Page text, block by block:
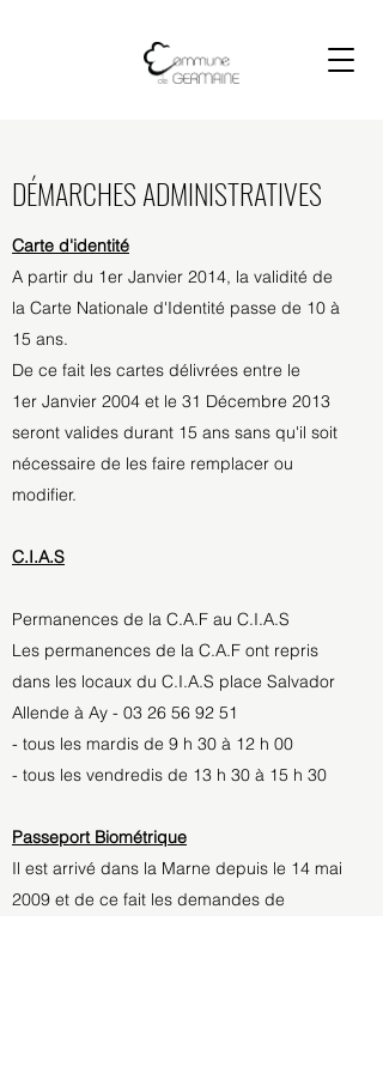
DÉMARCHES ADMINISTRATIVES
Carte d'identité
A partir du 1er Janvier 2014, la validité de
la Carte Nationale d'Identité passe de 10 à
15 ans.
De ce fait les cartes délivrées entre le
1er Janvier 2004 et le 31 Décembre 2013
seront valides durant 15 ans sans qu'il soit
nécessaire de les faire remplacer ou
modifier.
C.I.A.S
Permanences de la C.A.F au C.I.A.S
Les permanences de la C.A.F ont repris
dans les locaux du C.I.A.S place Salvador
Allende à Ay - 03 26 56 92 51
- tous les mardis de 9 h 30 à 12 h 00
- tous les vendredis de 13 h 30 à 15 h 30
Passeport Biométrique
Il est arrivé dans la Marne depuis le 14 mai
2009 et de ce fait les demandes de